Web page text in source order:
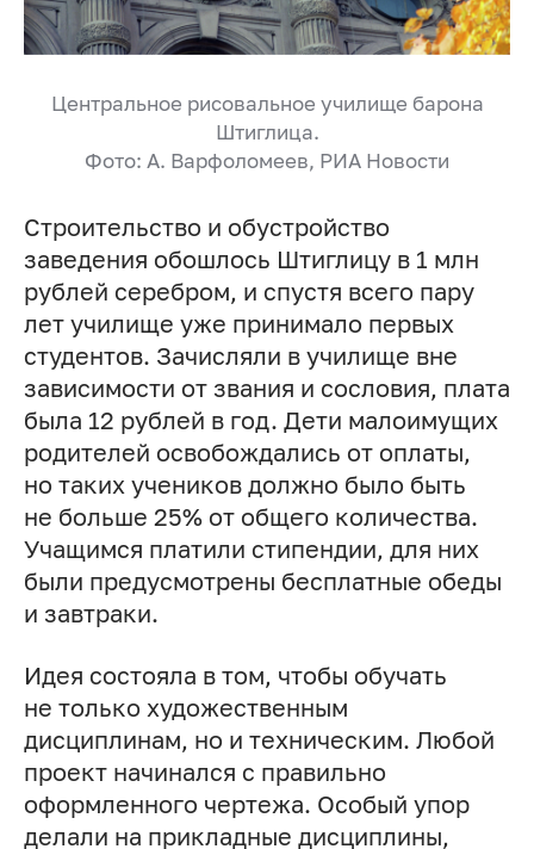
Центральное рисовальное училище барона
Штиглица.
Фото: А. Варфоломеев, РИА Новости
Строительство и обустройство
заведения обошлось Штиглицу в 1 млн
рублей серебром, и спустя всего пару
лет училище уже принимало первых
студентов. Зачисляли в училище вне
зависимости от звания и сословия, плата
была 12 рублей в год. Дети малоимущих
родителей освобождались от оплаты,
но таких учеников должно было быть
не больше 25% от общего количества.
Учащимся платили стипендии, для них
были предусмотрены бесплатные обеды
и завтраки.
Идея состояла в том, чтобы обучать
не только художественным
дисциплинам, но и техническим. Любой
проект начинался с правильно
оформленного чертежа. Особый упор
делали на прикладные дисциплины,